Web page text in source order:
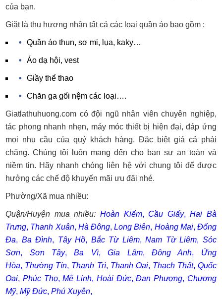
của bạn.
Giặt là thu hương nhận tất cả các loại quần áo bao gồm :
Quần áo thun, sơ mi, lụa, kaky…
Áo dạ hội, vest
Giầy thể thao
Chăn ga gối nệm các loại….
Giatlathuhuong.com có đội ngũ nhân viên chuyên nghiệp,
tác phong nhanh nhẹn, máy móc thiết bị hiện đại, đáp ứng
mọi nhu cầu của quý khách hàng. Đặc biệt giá cả phải
chăng. Chúng tôi luôn mang đến cho bạn sự an toàn và
niềm tin. Hãy nhanh chóng liên hệ với chung tôi để được
hưởng các chế độ khuyến mãi ưu đãi nhé.
Phường/Xã mua nhiều:
Quận/Huyện mua nhiều: Hoàn Kiếm, Cầu Giấy,Hai Bà
Trưng, Thanh Xuân, Hà Đông,Long Biên, Hoàng Mai, Đống
Đa, Ba Đình, Tây Hồ, Bắc Từ Liêm,Nam Từ Liêm, Sóc
Sơn, Sơn Tây,Ba Vì,Gia Lâm,Đông Anh, Ứng
Hòa, Thường Tín, Thanh Trì, Thanh Oai, Thạch Thất, Quốc
Oai, Phúc Thọ,Mê Linh, Hoài Đức,Đan Phượng, Chương
Mỹ,Mỹ Đức,Phú Xuyên,